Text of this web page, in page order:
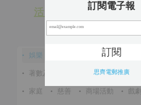
活 動
• 娛樂 • 節慶
• 著數及優惠 • 體育 •
• 家庭 • 慈善 • 商場活動 • 戲劇
訂閱電子報
思齊電郵推廣